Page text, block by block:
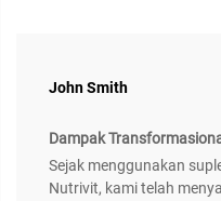
John Smith
Dampak
Sejak menggunakan
Nutrivit, kami telah